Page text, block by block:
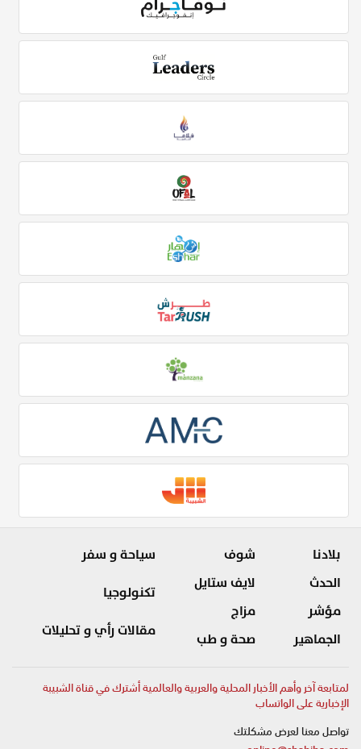
بلادنا
الحدث
مؤشر
الجماهير
شوف
لايف ستايل
مزاج
صحة و طب
سياحة و سفر
تكنولوجيا
مقالات رأي و تحليلات
لمتابعة آخر وأهم الأخبار المحلية والعربية والعالمية أشترك في قناة الشبيبة
الإخبارية على الواتساب
تواصل معنا لعرض مشكلتك